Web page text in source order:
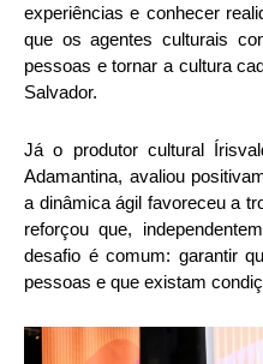
experiências e conhecer
que os agentes culturais
pessoas e tornar a cultura
Salvador.
Já o produtor cultural
Adamantina, avaliou
a dinâmica ágil favoreceu a
reforçou que,
desafio é comum: garantir
pessoas e que existam